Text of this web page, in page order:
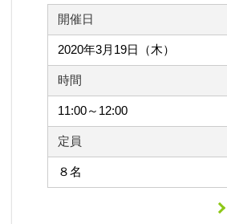
開催日
2020年3月19日（木）
時間
11:00～12:00
定員
８名